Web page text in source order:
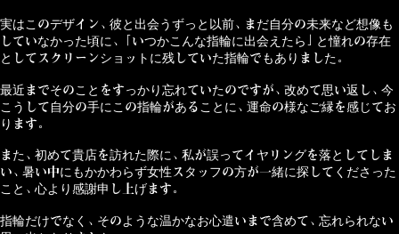
実はこのデザイン、彼と出会うずっと以前、まだ自分の未来など想像も
していなかった頃に、「いつかこんな指輪に出会えたら」と憧れの存在
としてスクリーンショットに残していた指輪でもありました。
最近までそのことをすっかり忘れていたのですが、改めて思い返し、今
こうして自分の手にこの指輪があることに、運命の様なご縁を感じてお
ります。
また、初めて貴店を訪れた際に、私が誤ってイヤリングを落としてしま
い、暑い中にもかかわらず女性スタッフの方が一緒に探してくださった
こと、心より感謝申し上げます。
指輪だけでなく、そのような温かなお心遣いまで含めて、忘れられない